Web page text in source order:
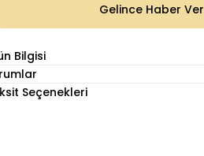
Gelince Haber Ver
Bilgisi
Seçenekleri